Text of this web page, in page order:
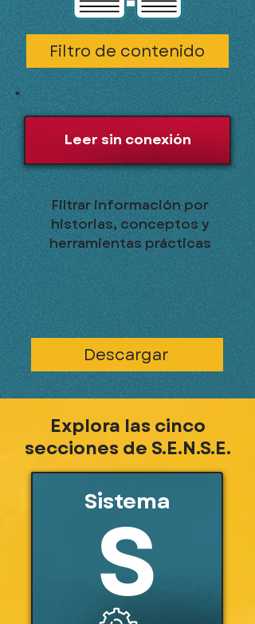
Filtro de contenido
Leer sin conexión
Filtrar información por
historias, conceptos y
herramientas prácticas
Descargar
Explora las cinco
secciones de S.E.N.S.E.
Sistema